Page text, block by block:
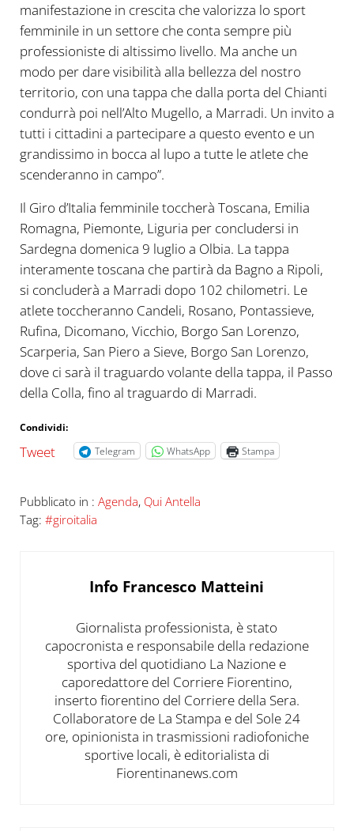
manifestazione in crescita che valorizza lo sport
femminile in un settore che conta sempre più
professioniste di altissimo livello. Ma anche un
modo per dare visibilità alla bellezza del nostro
territorio, con una tappa che dalla porta del Chianti
condurrà poi nell’Alto Mugello, a Marradi. Un invito a
tutti i cittadini a partecipare a questo evento e un
grandissimo in bocca al lupo a tutte le atlete che
scenderanno in campo”.
Il Giro d’Italia femminile toccherà Toscana, Emilia
Romagna, Piemonte, Liguria per concludersi in
Sardegna domenica 9 luglio a Olbia. La tappa
interamente toscana che partirà da Bagno a Ripoli,
si concluderà a Marradi dopo 102 chilometri. Le
atlete toccheranno Candeli, Rosano, Pontassieve,
Rufina, Dicomano, Vicchio, Borgo San Lorenzo,
Scarperia, San Piero a Sieve, Borgo San Lorenzo,
dove ci sarà il traguardo volante della tappa, il Passo
della Colla, fino al traguardo di Marradi.
Condividi:
Tweet Telegram WhatsApp Stampa
Pubblicato in : Agenda, Qui Antella
Tag: #giroitalia
Info Francesco Matteini
Giornalista professionista, è stato
capocronista e responsabile della redazione
sportiva del quotidiano La Nazione e
caporedattore del Corriere Fiorentino,
inserto fiorentino del Corriere della Sera.
Collaboratore de La Stampa e del Sole 24
ore, opinionista in trasmissioni radiofoniche
sportive locali, è editorialista di
Fiorentinanews.com